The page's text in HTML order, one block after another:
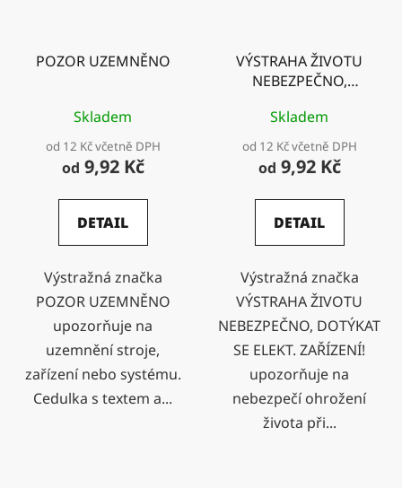
POZOR UZEMNĚNO
Skladem
od 12 Kč včetně DPH
od 9,92 Kč
DETAIL
Výstražná značka
POZOR UZEMNĚNO
upozorňuje na
uzemnění stroje,
zařízení nebo systému.
Cedulka s textem a...
VÝSTRAHA ŽIVOTU
NEBEZPEČNO,
ZAŘÍZENÍ!
Skladem
od 12 Kč včetně DPH
od 9,92 Kč
DETAIL
Výstražná značka
VÝSTRAHA ŽIVOTU
NEBEZPEČNO, DOTÝKAT
SE ELEKT. ZAŘÍZENÍ!
upozorňuje na
nebezpečí ohrožení
života při...